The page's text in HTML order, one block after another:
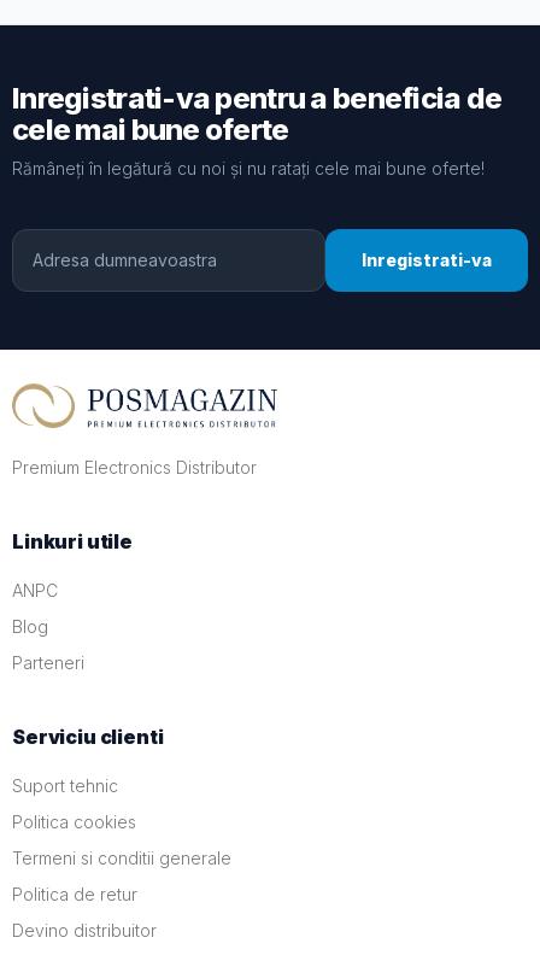
Inregistrati-va pentru a beneficia de
cele mai bune oferte
Rămâneți în legătură cu noi și nu ratați cele mai bune oferte!
Inregistrati-va
Premium Electronics Distributor
Linkuri utile
ANPC
Blog
Parteneri
Serviciu clienti
Suport tehnic
Politica cookies
Termeni si conditii generale
Politica de retur
Devino distribuitor